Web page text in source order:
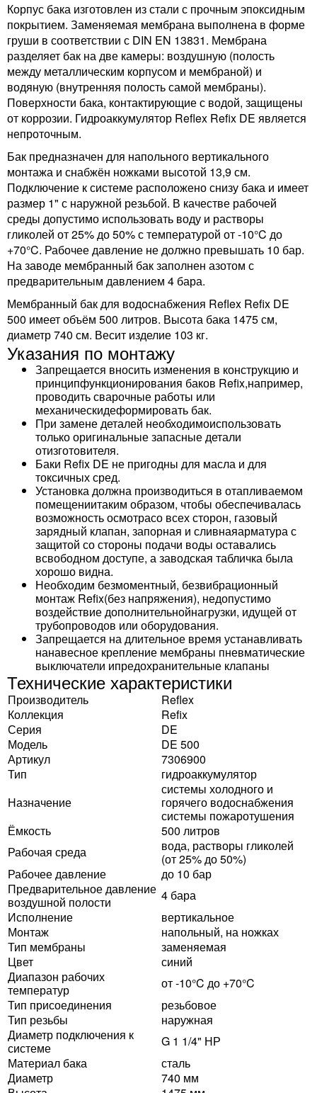
Корпус бака изготовлен из стали с прочным эпоксидным
покрытием. Заменяемая мембрана выполнена в форме
груши в соответствии с DIN EN 13831. Мембрана
разделяет бак на две камеры: воздушную (полость
между металлическим корпусом и мембраной) и
водяную (внутренняя полость самой мембраны).
Поверхности бака, контактирующие с водой, защищены
от коррозии. Гидроаккумулятор Reflex Refix DE является
непроточным.
Бак предназначен для напольного вертикального
монтажа и снабжён ножками высотой 13,9 см.
Подключение к системе расположено снизу бака и имеет
размер 1" с наружной резьбой. В качестве рабочей
среды допустимо использовать воду и растворы
гликолей от 25% до 50% с температурой от -10°C до
+70°C. Рабочее давление не должно превышать 10 бар.
На заводе мембранный бак заполнен азотом с
предварительным давлением 4 бара.
Мембранный бак для водоснабжения Reflex Refix DE
500 имеет объём 500 литров. Высота бака 1475 см,
диаметр 740 см. Весит изделие 103 кг.
Указания по монтажу
Запрещается вносить изменения в конструкцию и
принципфункционирования баков Refix,например,
проводить сварочные работы или
механическидеформировать бак.
При замене деталей необходимоиспользовать
только оригинальные запасные детали
отизготовителя.
Баки Refix DE не пригодны для масла и для
токсичных сред.
Установка должна производиться в отапливаемом
помещениитаким образом, чтобы обеспечивалась
возможность осмотрасо всех сторон, газовый
зарядный клапан, запорная и сливнаяарматура с
защитой со стороны подачи воды оставались
всвободном доступе, а заводская табличка была
хорошо видна.
Необходим безмоментный, безвибрационный
монтаж Refix(без напряжения), недопустимо
воздействие дополнительнойнагрузки, идущей от
трубопроводов или оборудования.
Запрещается на длительное время устанавливать
нанавесное крепление мембраны пневматические
выключатели ипредохранительные клапаны
Технические характеристики
Производитель
Reflex
Коллекция
Refix
Серия
DE
Модель
DE 500
Артикул
7306900
Тип
гидроаккумулятор
Назначение
системы холодного и
горячего водоснабжения
системы пожаротушения
Ёмкость
500 литров
Рабочая среда
вода, растворы гликолей
(от 25% до 50%)
Рабочее давление
до 10 бар
Предварительное давление
воздушной полости
4 бара
Исполнение
вертикальное
Монтаж
напольный, на ножках
Тип мембраны
заменяемая
Цвет
синий
Диапазон рабочих
температур
от -10°C до +70°C
Тип присоединения
резьбовое
Тип резьбы
наружная
Диаметр подключения к
системе
G 1 1/4" НР
Материал бака
сталь
Диаметр
740 мм